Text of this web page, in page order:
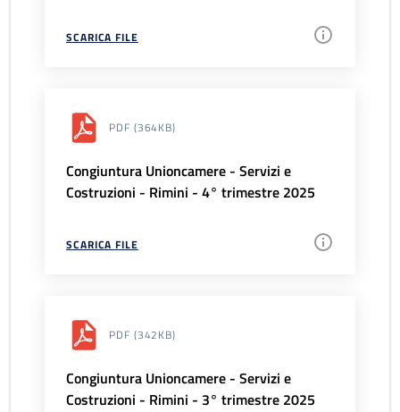
SCARICA FILE
PDF (364KB)
Congiuntura Unioncamere - Servizi e
Costruzioni - Rimini - 4° trimestre 2025
SCARICA FILE
PDF (342KB)
Congiuntura Unioncamere - Servizi e
Costruzioni - Rimini - 3° trimestre 2025